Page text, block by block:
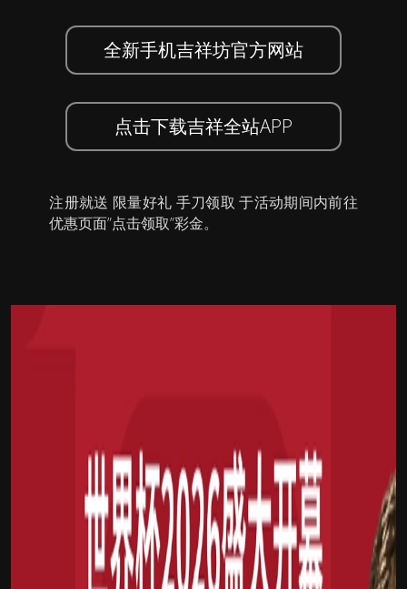
全新手机吉祥坊官方网站
点击下载吉祥全站APP
注册就送 限量好礼 手刀领取 于活动期间内前往
优惠页面”点击领取”彩金。